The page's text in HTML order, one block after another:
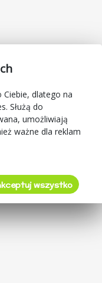
dlatego na
Służą do
umożliwiają
ważne dla reklam
wszystko